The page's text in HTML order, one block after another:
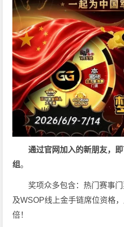
通过官网加入的新朋友，
组。
奖项众多包含：热门赛事
及WSOP线上金手链席位资格，
倍！